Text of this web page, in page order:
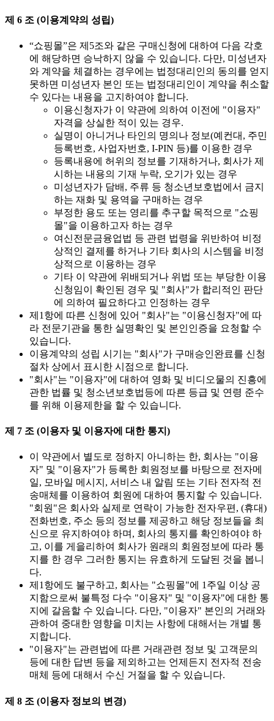
제 6 조 (이용계약의 성립)
“쇼핑몰”은 제5조와 같은 구매신청에 대하여 다음 각호
에 해당하면 승낙하지 않을 수 있습니다. 다만, 미성년자
와 계약을 체결하는 경우에는 법정대리인의 동의를 얻지
못하면 미성년자 본인 또는 법정대리인이 계약을 취소할
수 있다는 내용을 고지하여야 합니다.
이용신청자가 이 약관에 의하여 이전에 "이용자"
자격을 상실한 적이 있는 경우.
실명이 아니거나 타인의 명의나 정보(예컨대, 주민
등록번호, 사업자번호, I-PIN 등)를 이용한 경우
등록내용에 허위의 정보를 기재하거나, 회사가 제
시하는 내용의 기재 누락, 오기가 있는 경우
미성년자가 담배, 주류 등 청소년보호법에서 금지
하는 재화 및 용역을 구매하는 경우
부정한 용도 또는 영리를 추구할 목적으로 "쇼핑
몰"을 이용하고자 하는 경우
여신전문금융업법 등 관련 법령을 위반하여 비정
상적인 결제를 하거나 기타 회사의 시스템을 비정
상적으로 이용하는 경우
기타 이 약관에 위배되거나 위법 또는 부당한 이용
신청임이 확인된 경우 및 "회사"가 합리적인 판단
에 의하여 필요하다고 인정하는 경우
제1항에 따른 신청에 있어 "회사"는 "이용신청자"에 따
라 전문기관을 통한 실명확인 및 본인인증을 요청할 수
있습니다.
이용계약의 성립 시기는 "회사"가 구매승인완료를 신청
절차 상에서 표시한 시점으로 합니다.
"회사"는 "이용자"에 대하여 영화 및 비디오물의 진흥에
관한 법률 및 청소년보호법등에 따른 등급 및 연령 준수
를 위해 이용제한을 할 수 있습니다.
제 7 조 (이용자 및 이용자에 대한 통지)
이 약관에서 별도로 정하지 아니하는 한, 회사는 "이용
자" 및 "이용자"가 등록한 회원정보를 바탕으로 전자메
일, 모바일 메시지, 서비스 내 알림 또는 기타 전자적 전
송매체를 이용하여 회원에 대하여 통지할 수 있습니다.
"회원"은 회사와 실제로 연락이 가능한 전자우편, (휴대)
전화번호, 주소 등의 정보를 제공하고 해당 정보들을 최
신으로 유지하여야 하며, 회사의 통지를 확인하여야 하
고, 이를 게을리하여 회사가 원래의 회원정보에 따라 통
지를 한 경우 그러한 통지는 유효하게 도달된 것을 봅니
다.
제1항에도 불구하고, 회사는 "쇼핑몰"에 1주일 이상 공
지함으로써 불특정 다수 "이용자" 및 "이용자"에 대한 통
지에 갈음할 수 있습니다. 다만, "이용자" 본인의 거래와
관하여 중대한 영향을 미치는 사항에 대해서는 개별 통
지합니다.
"이용자"는 관련법에 따른 거래관련 정보 및 고객문의
등에 대한 답변 등을 제외하고는 언제든지 전자적 전송
매체 등에 대해서 수신 거절을 할 수 있습니다.
제 8 조 (이용자 정보의 변경)